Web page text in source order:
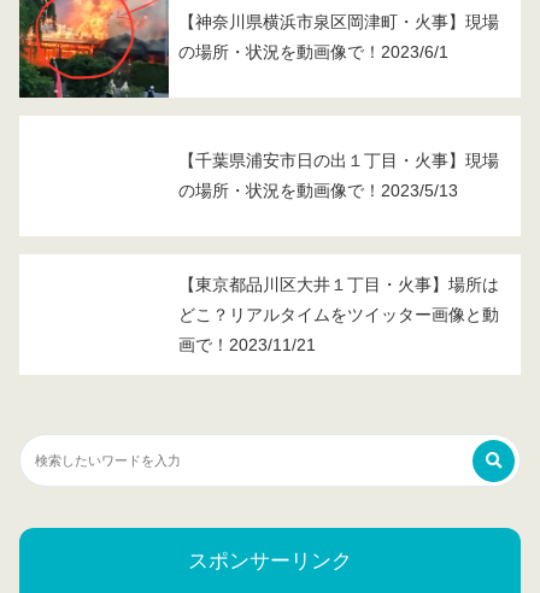
【神奈川県横浜市泉区岡津町・火事】現場
の場所・状況を動画像で！2023/6/1
【千葉県浦安市日の出１丁目・火事】現場
の場所・状況を動画像で！2023/5/13
【東京都品川区大井１丁目・火事】場所は
どこ？リアルタイムをツイッター画像と動
画で！2023/11/21
スポンサーリンク